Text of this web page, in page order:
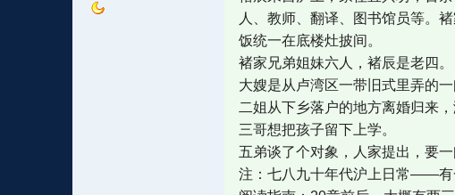
人、教师、翻译、图书馆员等。
饭统一在底楼灶披间。
褚家兄弟姐妹六人，褚辰是老四。
大嫂是从卢湾区一带旧式里弄的
二姐从下乡落户的地方离婚归来，
三哥想把孩子留下上学。
五弟谈了个对象，人家提出，要一
注：七八九十年代沪上日常——有